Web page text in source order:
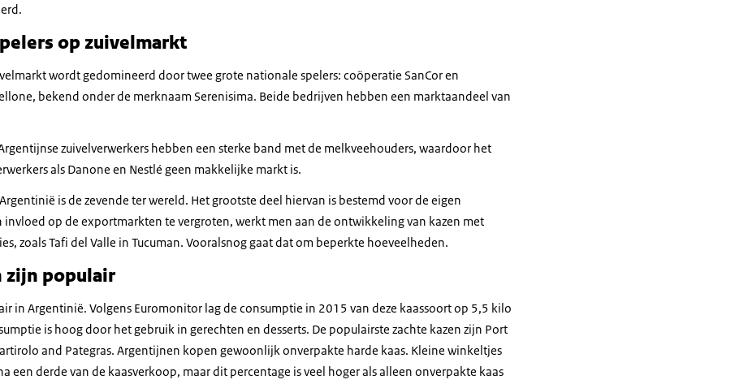
op zuivelmarkt
wordt gedomineerd door twee grote nationale spelers: coöperatie SanCor en
bekend onder de merknaam Serenisima. Beide bedrijven hebben een marktaandeel van
zuivelverwerkers hebben een sterke band met de melkveehouders, waardoor het
als Danone en Nestlé geen makkelijke markt is.
is de zevende ter wereld. Het grootste deel hiervan is bestemd voor de eigen
invloed op de exportmarkten te vergroten, werkt men aan de ontwikkeling van kazen met
zoals Tafi del Valle in Tucuman. Vooralsnog gaat dat om beperkte hoeveelheden.
zijn populair
in Argentinië. Volgens Euromonitor lag de consumptie in 2015 van deze kaassoort op 5,5 kilo
is hoog door het gebruik in gerechten en desserts. De populairste zachte kazen zijn Port
and Pategras. Argentijnen kopen gewoonlijk onverpakte harde kaas. Kleine winkeltjes
een derde van de kaasverkoop, maar dit percentage is veel hoger als alleen onverpakte kaas